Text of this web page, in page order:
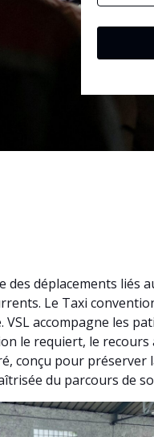
déplacements
Le Taxi
accompagne les
le requiert, le
conçu pour préserver
du parcours de